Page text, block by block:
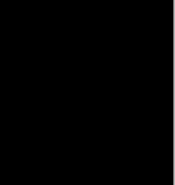
algunas escenas
Park, con
¡Descubre las
de un clásico
de acción